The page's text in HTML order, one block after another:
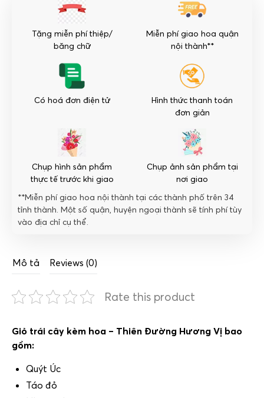
Tặng miễn phí thiệp/
băng chữ
Miễn phí giao hoa quận
nội thành**
Có hoá đơn điện tử
Hình thức thanh toán
đơn giản
Chụp hình sản phẩm
thực tế trước khi giao
Chụp ảnh sản phẩm tại
nơi giao
**Miễn phí giao hoa nội thành tại các thành phố trên 34
tỉnh thành. Một số quận, huyện ngoại thành sẽ tính phí tùy
vào địa chỉ cụ thể.
Mô tả Reviews (0)
Rate this product
Giỏ trái cây kèm hoa – Thiên Đường Hương Vị bao
gồm:
Quýt Úc
Táo đỏ